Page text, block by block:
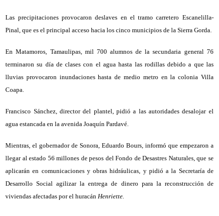
Las precipitaciones provocaron deslaves en el tramo carretero Escanelilla-
Pinal, que es el principal acceso hacia los cinco municipios de la Sierra Gorda.
En Matamoros, Tamaulipas, mil 700 alumnos de la secundaria general 76
terminaron su día de clases con el agua hasta las rodillas debido a que las
lluvias provocaron inundaciones hasta de medio metro en la colonia Villa
Coapa.
Francisco Sánchez, director del plantel, pidió a las autoridades desalojar el
agua estancada en la avenida Joaquín Pardavé.
Mientras, el gobernador de Sonora, Eduardo Bours, informó que empezaron a
llegar al estado 56 millones de pesos del Fondo de Desastres Naturales, que se
aplicarán en comunicaciones y obras hidráulicas, y pidió a la Secretaría de
Desarrollo Social agilizar la entrega de dinero para la reconstrucción de
viviendas afectadas por el huracán Henriette.